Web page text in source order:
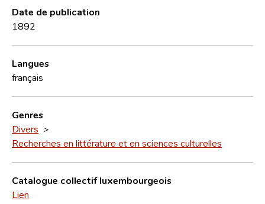
Date de publication
1892
Langues
français
Genres
Divers >
Recherches en littérature et en sciences culturelles
Catalogue collectif luxembourgeois
Lien